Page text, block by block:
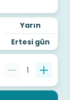
Yarın
Ertesi gün
1